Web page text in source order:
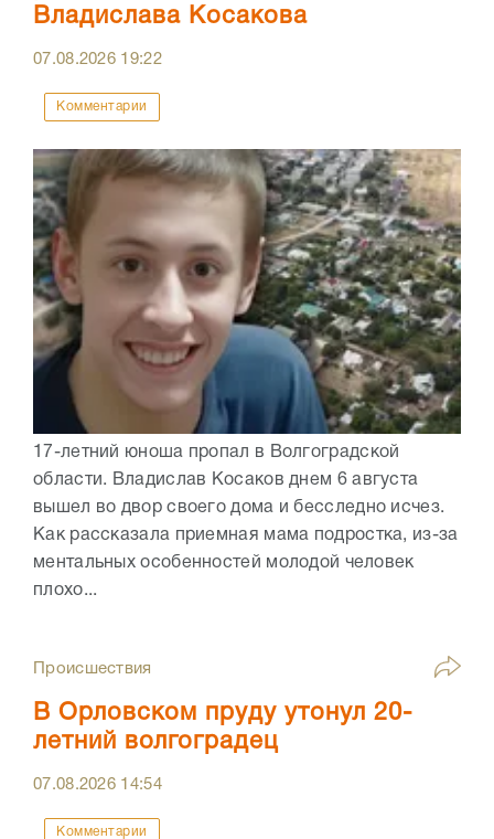
Владислава Косакова
07.08.2026 19:22
Комментарии
17-летний юноша пропал в Волгоградской
области. Владислав Косаков днем 6 августа
вышел во двор своего дома и бесследно исчез.
Как рассказала приемная мама подростка, из-за
ментальных особенностей молодой человек
плохо...
Происшествия
В Орловском пруду утонул 20-
летний волгоградец
07.08.2026 14:54
Комментарии